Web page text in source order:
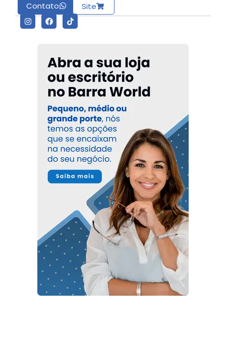
Contato Site